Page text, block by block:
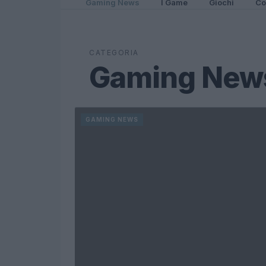
Gaming News I Game Giochi
CATEGORIA
Gaming
GAMING NEWS